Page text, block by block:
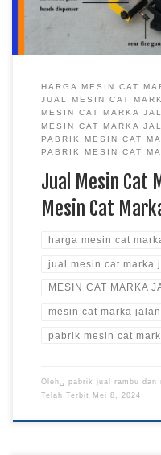
HARGA MESIN CAT
JUAL MESIN CAT
MESIN CAT MARKA
MESIN CAT MARKA
PABRIK MESIN CAT
PABRIK MESIN CAT
Jual Mesin Cat
Mesin Cat
harga mesin cat
jual mesin cat marka
MESIN CAT MARKA
mesin cat marka
pabrik mesin cat
Oleh␣ pabrik jual rambu dan
Telah Terbit
Mei 8, 2024